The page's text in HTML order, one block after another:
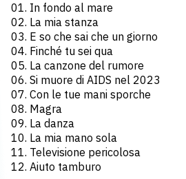
01. In fondo al mare
02. La mia stanza
03. E so che sai che un giorno
04. Finché tu sei qua
05. La canzone del rumore
06. Si muore di AIDS nel 2023
07. Con le tue mani sporche
08. Magra
09. La danza
10. La mia mano sola
11. Televisione pericolosa
12. Aiuto tamburo